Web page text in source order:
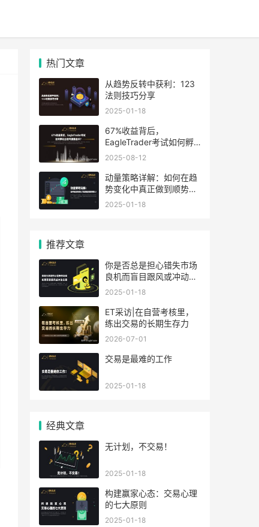
热门文章
从趋势反转中获利：123
法则技巧分享
2025-01-18
67%收益背后，
EagleTrader考试如何孵
化出信号源操盘手
2025-08-12
动量策略详解：如何在趋
势变化中真正做到顺势而
为？
2025-01-18
推荐文章
你是否总是担心错失市场
良机而盲目跟风或冲动交
易？
2025-01-18
ET采访|在自营考核里，
练出交易的长期生存力
2026-07-01
​交易是最难的工作
2025-01-18
经典文章
无计划，不交易！
2025-01-18
​构建赢家心态：交易心理
的七大原则
2025-01-18